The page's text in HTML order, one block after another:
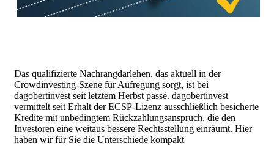
Das qualifizierte Nachrangdarlehen, das aktuell in der
Crowdinvesting-Szene für Aufregung sorgt, ist bei
dagobertinvest seit letztem Herbst passè. dagobertinvest
vermittelt seit Erhalt der ECSP-Lizenz ausschließlich besicherte
Kredite mit unbedingtem Rückzahlungsanspruch, die den
Investoren eine weitaus bessere Rechtsstellung einräumt. Hier
haben wir für Sie die Unterschiede kompakt